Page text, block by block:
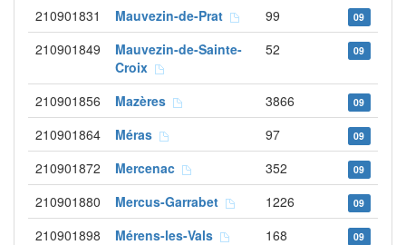
210901831 Mauvezin-de-Prat 99 09
210901849
Mauvezin-de-Sainte-
Croix
52 09
210901856 Mazères 3866 09
210901864 Méras 97 09
210901872 Mercenac 352 09
210901880 Mercus-Garrabet 1226 09
210901898 Mérens-les-Vals 168 09